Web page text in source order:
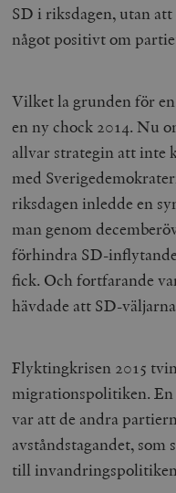
SD i riksdagen, utan
något positivt om
Vilket la grunden för
en ny chock 2014. Nu
allvar strategin att inte
med
riksdagen inledde en
man genom
förhindra SD-
fick. Och fortfarande
hävdade att SD-
Flyktingkrisen 2015
migrationspolitiken. En
var att de andra
avståndstagandet, som
till